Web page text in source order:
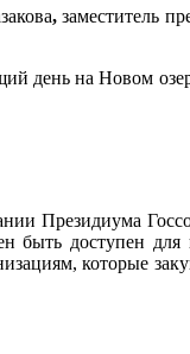
,заместитель
день на Новом
Президиума
быть доступен
которые